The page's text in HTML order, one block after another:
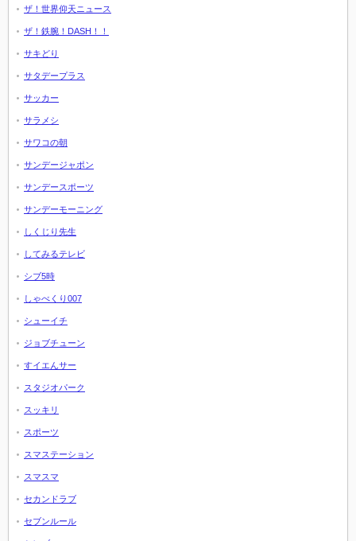
ザ！世界仰天ニュース
ザ！鉄腕！DASH！！
サキどり
サタデープラス
サッカー
サラメシ
サワコの朝
サンデージャポン
サンデースポーツ
サンデーモーニング
しくじり先生
してみるテレビ
シブ5時
しゃべくり007
シューイチ
ジョブチューン
すイエんサー
スタジオパーク
スッキリ
スポーツ
スマステーション
スマスマ
セカンドラブ
セブンルール